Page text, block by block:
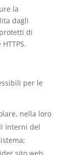
la
dagli
di
per le
nella loro
interni del